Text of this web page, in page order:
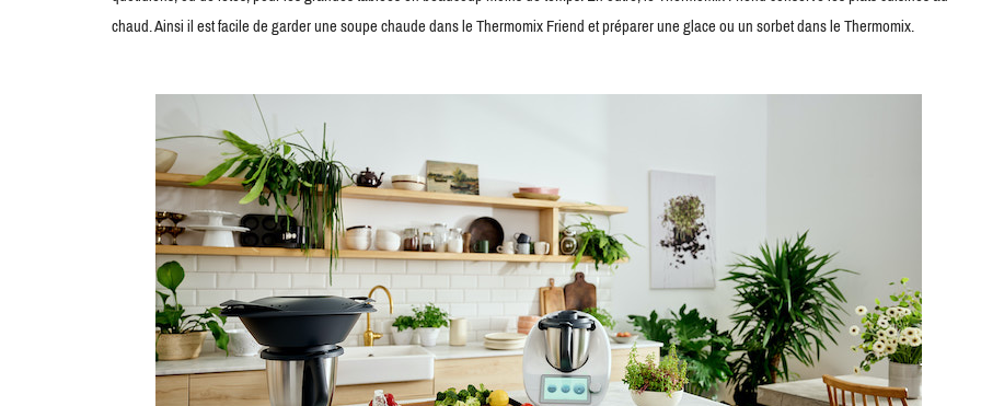
chaud. Ainsi il est facile de garder une soupe chaude dans le Thermomix Friend et préparer une glace ou un sorbet dans le Thermomix.